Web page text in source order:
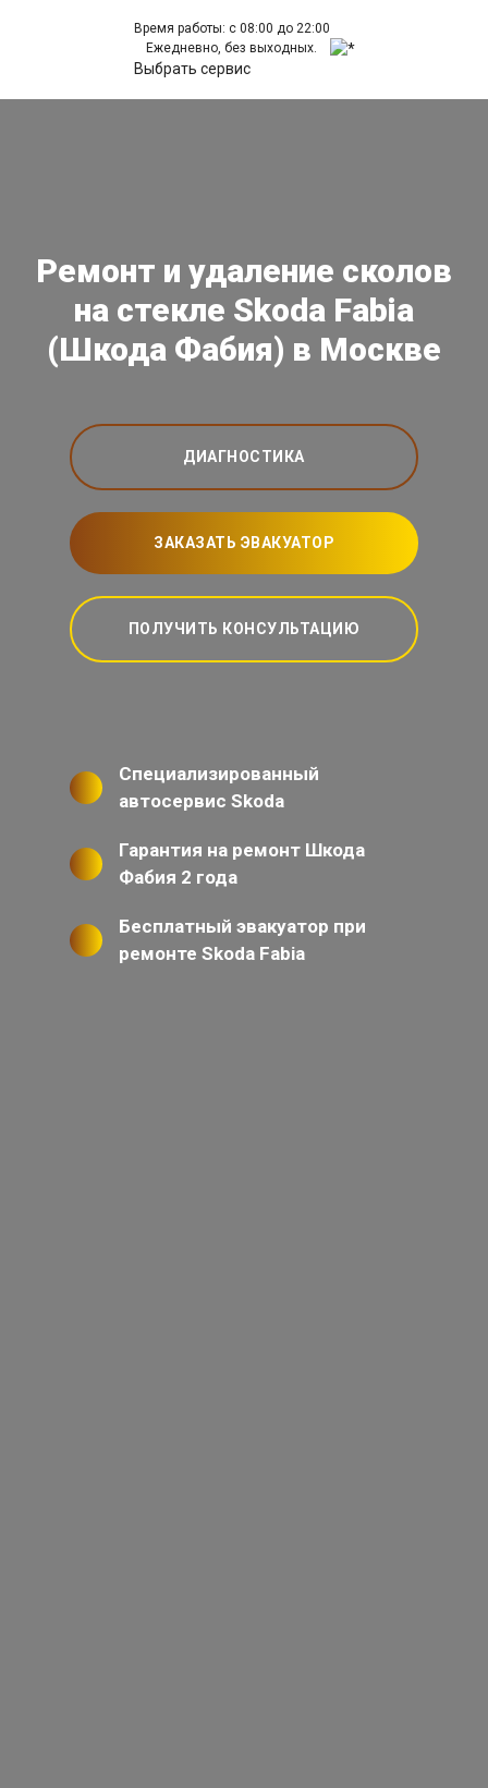
Время работы: с 08:00 до 22:00
Ежедневно, без выходных.
Выбрать сервис
Ремонт и удаление сколов
на стекле Skoda Fabia
(Шкода Фабия) в Москве
ДИАГНОСТИКА
ЗАКАЗАТЬ ЭВАКУАТОР
ПОЛУЧИТЬ КОНСУЛЬТАЦИЮ
Специализированный
автосервис Skoda
Гарантия на ремонт Шкода
Фабия 2 года
Бесплатный эвакуатор при
ремонте Skoda Fabia